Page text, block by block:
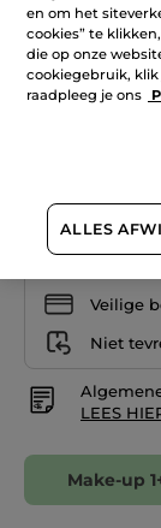
4
Veilige
Niet
LEES
Make-up
en om het
cookies” te
die op onze
cookiegebruik,
raadpleeg je ons
ALLES